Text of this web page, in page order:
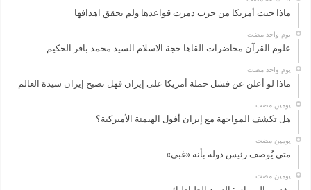
ماذا جنت أمريكا من حرب دمرت قواعدها ولم تحقق اهدافها
‏يوم واحد مضت
علوم القرآن محاضرات القاها حجة الاسلام السيد محمد باقر الحكيم
‏يوم واحد مضت
ماذا لو أعلن عن فشل حملة أمريكا على إيران فهل تصبح إيران سيدة العالم
‏يومين مضت
هل تكشف المواجهة مع إيران أفول الهيمنة الأميركية؟
‏يومين مضت
متى يُوصف رئيس دولة بأنه «غبي»
‏يومين مضت